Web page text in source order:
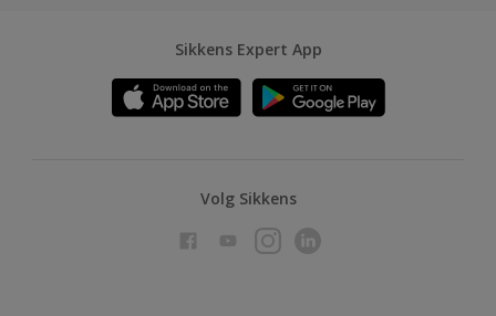
Sikkens Expert App
Volg Sikkens